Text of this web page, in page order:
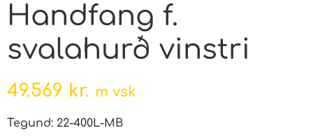
Handfang f.
svalahurð vinstri
49.569 kr. m vsk
Tegund: 22-400L-MB